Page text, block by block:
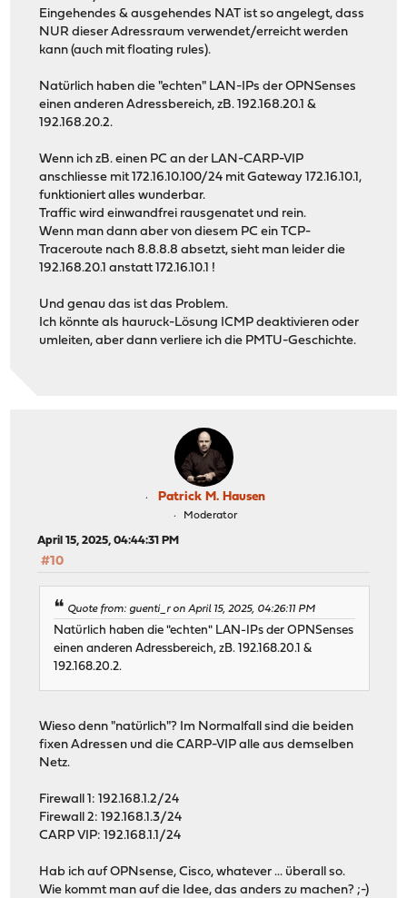
Eingehendes & ausgehendes NAT ist so angelegt, dass
NUR dieser Adressraum verwendet/erreicht werden
kann (auch mit floating rules).
Natürlich haben die "echten" LAN-IPs der OPNSenses
einen anderen Adressbereich, zB. 192.168.20.1 &
192.168.20.2.
Wenn ich zB. einen PC an der LAN-CARP-VIP
anschliesse mit 172.16.10.100/24 mit Gateway 172.16.10.1,
funktioniert alles wunderbar.
Traffic wird einwandfrei rausgenatet und rein.
Wenn man dann aber von diesem PC ein TCP-
Traceroute nach 8.8.8.8 absetzt, sieht man leider die
192.168.20.1 anstatt 172.16.10.1 !
Und genau das ist das Problem.
Ich könnte als hauruck-Lösung ICMP deaktivieren oder
umleiten, aber dann verliere ich die PMTU-Geschichte.
Patrick M. Hausen
Moderator
April 15, 2025, 04:44:31 PM
#10
Quote from: guenti_r on April 15, 2025, 04:26:11 PM
Natürlich haben die "echten" LAN-IPs der OPNSenses
einen anderen Adressbereich, zB. 192.168.20.1 &
192.168.20.2.
Wieso denn "natürlich"? Im Normalfall sind die beiden
fixen Adressen und die CARP-VIP alle aus demselben
Netz.
Firewall 1: 192.168.1.2/24
Firewall 2: 192.168.1.3/24
CARP VIP: 192.168.1.1/24
Hab ich auf OPNsense, Cisco, whatever ... überall so.
Wie kommt man auf die Idee, das anders zu machen? ;-)